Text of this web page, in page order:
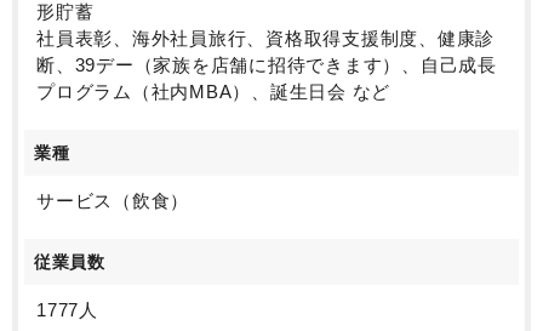
形貯蓄
社員表彰、海外社員旅行、資格取得支援制度、健康診
断、39デー（家族を店舗に招待できます）、自己成長
プログラム（社内MBA）、誕生日会 など
業種
サービス（飲食）
従業員数
1777人